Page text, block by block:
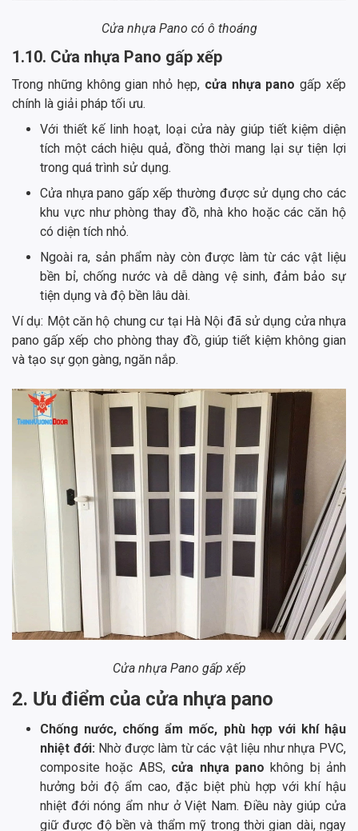
Cửa nhựa Pano có ô thoáng
1.10. Cửa nhựa Pano gấp xếp
Trong những không gian nhỏ hẹp, cửa nhựa pano gấp xếp
chính là giải pháp tối ưu.
Với thiết kế linh hoạt, loại cửa này giúp tiết kiệm diện
tích một cách hiệu quả, đồng thời mang lại sự tiện lợi
trong quá trình sử dụng.
Cửa nhựa pano gấp xếp thường được sử dụng cho các
khu vực như phòng thay đồ, nhà kho hoặc các căn hộ
có diện tích nhỏ.
Ngoài ra, sản phẩm này còn được làm từ các vật liệu
bền bỉ, chống nước và dễ dàng vệ sinh, đảm bảo sự
tiện dụng và độ bền lâu dài.
Ví dụ: Một căn hộ chung cư tại Hà Nội đã sử dụng cửa nhựa
pano gấp xếp cho phòng thay đồ, giúp tiết kiệm không gian
và tạo sự gọn gàng, ngăn nắp.
Cửa nhựa Pano gấp xếp
2. Ưu điểm của cửa nhựa pano
Chống nước, chống ẩm mốc, phù hợp với khí hậu
nhiệt đới: Nhờ được làm từ các vật liệu như nhựa PVC,
composite hoặc ABS, cửa nhựa pano không bị ảnh
hưởng bởi độ ẩm cao, đặc biệt phù hợp với khí hậu
nhiệt đới nóng ẩm như ở Việt Nam. Điều này giúp cửa
giữ được độ bền và thẩm mỹ trong thời gian dài, ngay